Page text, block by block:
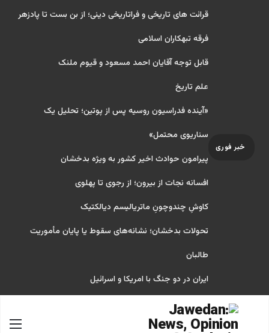
خبر فوری
قرائت های تاریخی و فراتاریخی دینی؛ از بن بست تا پادزهر
فرقه تبهکاران اسلامی
قابل توجه آقایان احمد مسعود و قیوم ملنک
علم تاریخ
«آینده فدراسیون روسیه پس از پوتین؛ تحلیل یک
سناریوی محتمل»
پیرامون حوادث اخیر کشور به ویژه بدخشان
افسانه نجات از بیرون؛ از رجوی تا پهلوی
کاوشِ چندو‌چونِ ماتریالیسم دیالکتیک
تحولات بدخشان؛ نشانه‌های سقوط یا پایان مأموریت
طالبان
ایران در دو جنگ با امریکا و اسرائیل
جستجو برای